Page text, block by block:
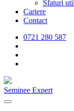
Sfaturi
Cariere
Contact
0721 280 587
Seminee Expert